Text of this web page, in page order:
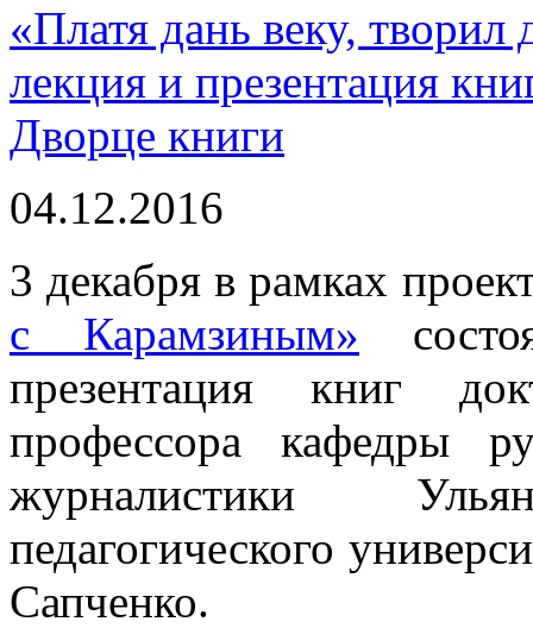
«Платя дань веку,
лекция и презентация
Дворце книги
04.12.2016
3 декабря в рамках
с Карамзиным»
презентация книг
профессора кафедры
журналистики
педагогического
Сапченко.